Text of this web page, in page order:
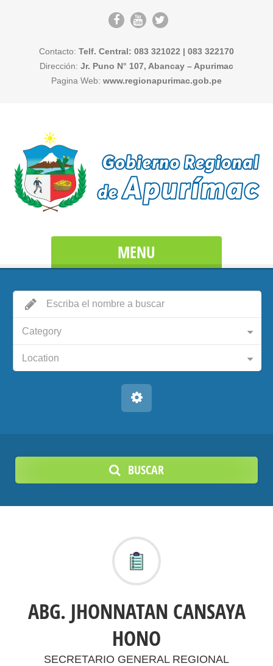
Contacto: Telf. Central: 083 321022 | 083 322170
Dirección: Jr. Puno N° 107, Abancay – Apurimac
Pagina Web: www.regionapurimac.gob.pe
MENU
Category
Location
BUSCAR
ABG. JHONNATAN CANSAYA
HONO
SECRETARIO GENERAL REGIONAL